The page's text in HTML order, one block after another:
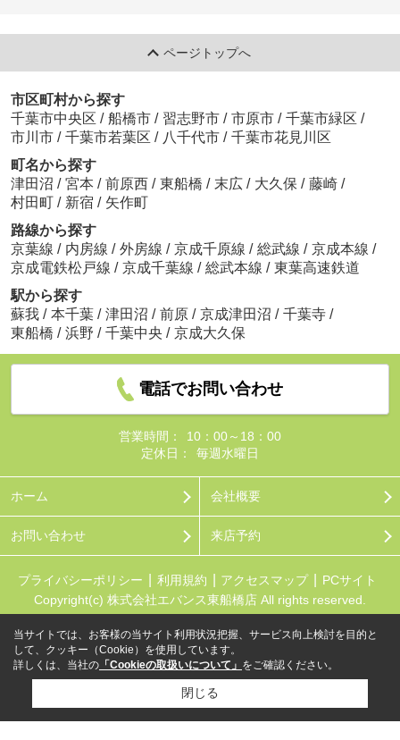
ページトップへ
市区町村から探す
千葉市中央区 / 船橋市 / 習志野市 / 市原市 / 千葉市緑区 /
市川市 / 千葉市若葉区 / 八千代市 / 千葉市花見川区
町名から探す
津田沼 / 宮本 / 前原西 / 東船橋 / 末広 / 大久保 / 藤崎 /
村田町 / 新宿 / 矢作町
路線から探す
京葉線 / 内房線 / 外房線 / 京成千原線 / 総武線 / 京成本線 /
京成電鉄松戸線 / 京成千葉線 / 総武本線 / 東葉高速鉄道
駅から探す
蘇我 / 本千葉 / 津田沼 / 前原 / 京成津田沼 / 千葉寺 /
東船橋 / 浜野 / 千葉中央 / 京成大久保
電話でお問い合わせ
営業時間：
10：00～18：00
定休日：
毎週水曜日
ホーム 会社概要
お問い合わせ 来店予約
プライバシーポリシー 利用規約 アクセスマップ
PCサイト
Copyright(c) 株式会社エバンス東船橋店 All rights reserved.
当サイトでは、お客様の当サイト利用状況把握、サービス向上検討を目的と
して、クッキー（Cookie）を使用しています。
詳しくは、当社の 「Cookieの取扱いについて」 をご確認ください。
閉じる